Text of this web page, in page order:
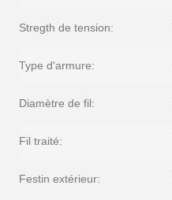
Stregth de tension:
Type d'armure:
Diamètre de fil:
Fil traité:
Festin extérieur: